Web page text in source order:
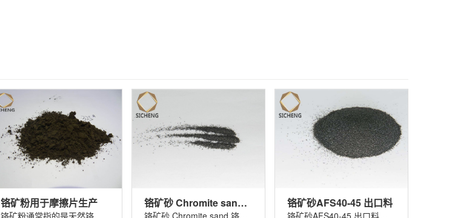
铬矿粉用于摩擦片生产
铬矿粉通常指的是天然铬铁矿（主要成分......
铬矿砂 Chromite sand 铬铁矿砂
铬矿砂 Chromite sand 铬铁矿砂适用......
铬矿砂AFS40-45 出口料
铬矿砂AFS40-45 出口料适用于玻璃着色......